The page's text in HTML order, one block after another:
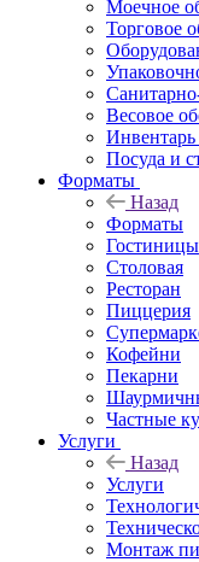
Моечное
Торговое
Весовое
Посуда и
Форматы
Назад
Форматы
Гостиницы
Столовая
Ресторан
Пиццерия
Кофейни
Пекарни
Частные
Услуги
Назад
Услуги
Монтаж